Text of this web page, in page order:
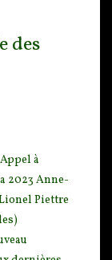
des
à
2023 Anne-
Piettre